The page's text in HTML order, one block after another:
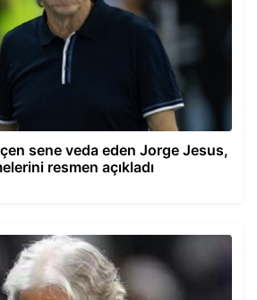
sene veda eden Jorge Jesus,
resmen açıkladı